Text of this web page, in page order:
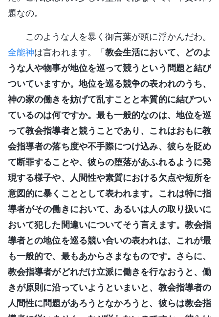
題なの。
このような人を暴く御言葉が頭に浮かんだわ。
全能神は言われます。「教会生活において、どのよ
うな人や物事が地位を巡って競うという問題と結び
ついていますか。地位を巡る競争の表われのうち、
神の家の働きを妨げて乱すことと本質的に結びつい
ているのは何ですか。最も一般的なのは、地位を巡
って教会指導者と競うことであり、これはおもに教
会指導者の落ち度や不手際につけ込み、彼らを貶め
て断罪することや、彼らの堕落があふれるように発
現する様子や、人間性や素質における欠点や短所を
意図的に暴くこととして表われます。これは特に指
導者がその働きにおいて、あるいは人の取り扱いに
おいて犯した間違いについてそう言えます。教会指
導者との地位を巡る競い合いの表われは、これが最
も一般的で、最もあからさまなものです。さらに、
教会指導者がどれだけ立派に働きを行なおうと、働
きが原則に沿っていようといまいと、教会指導者の
人間性に問題があろうとなかろうと、彼らは教会指